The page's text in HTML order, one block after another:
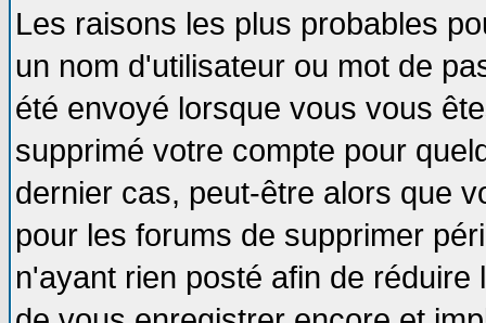
Les raisons les plus probables
un nom d'utilisateur ou mot de
été envoyé lorsque vous vous
supprimé votre compte pour
dernier cas, peut-être alors que
pour les forums de supprimer
n'ayant rien posté afin de